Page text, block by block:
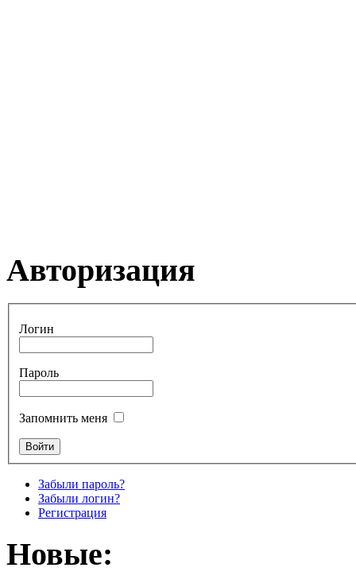
Авторизация
Логин
Пароль
Запомнить меня
Забыли пароль?
Забыли логин?
Регистрация
Новые: